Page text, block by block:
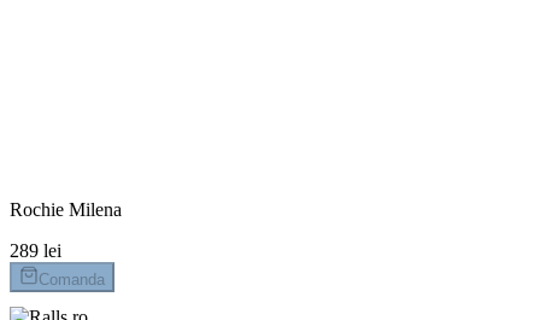
Rochie Milena
289 lei
Comanda